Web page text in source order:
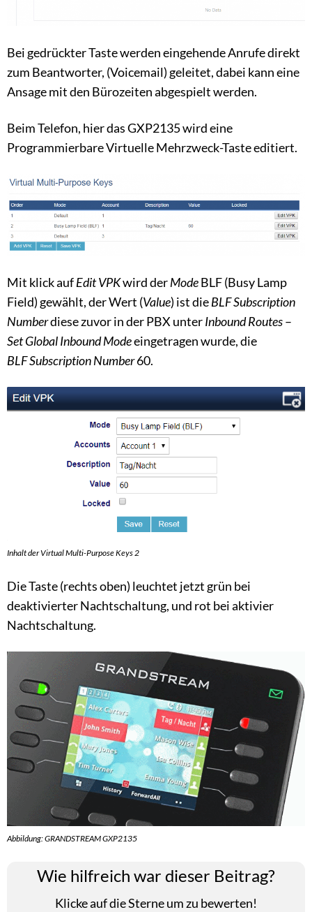
Bei gedrückter Taste werden eingehende Anrufe direkt
zum Beantworter, (Voicemail) geleitet, dabei kann eine
Ansage mit den Bürozeiten abgespielt werden.
Beim Telefon, hier das GXP2135 wird eine
Programmierbare Virtuelle Mehrzweck-Taste editiert.
Mit klick aufEdit VPKwird derModeBLF (Busy Lamp
Field) gewählt, der Wert (Value) ist dieBLF Subscription
Numberdiese zuvor in der PBX unterInbound Routes–
Set Global Inbound Modeeingetragen wurde, die
BLF Subscription Number60.
Inhalt der Virtual Multi-Purpose Keys 2
Die Taste (rechts oben) leuchtet jetzt grün bei
deaktivierter Nachtschaltung, und rot bei aktivier
Nachtschaltung.
Abbildung: GRANDSTREAM GXP2135
Wie hilfreich war dieser Beitrag?
Klicke auf die Sterne um zu bewerten!